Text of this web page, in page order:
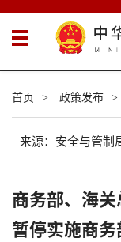
首页 > 政策发布 >
来源：安全与管制
商务部、海
暂停实施商